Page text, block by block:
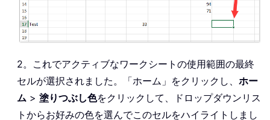
2。これでアクティブなワークシートの使用範囲の最終
セルが選択されました。「ホーム」をクリックし、 ホー
ム > 塗りつぶし色をクリックして、ドロップダウンリス
トからお好みの色を選んでこのセルをハイライトしまし